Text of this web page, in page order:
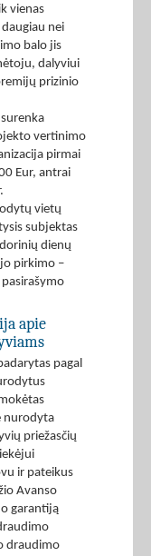
vienas
nei
balo jis
dalyviui
prizinio
vertinimo
pirmai
Eur, antrai
vietų
subjektas
dienų
pirkimo –
apie
pagal
nurodyta
priežasčių
ir pateikus
Avanso
garantiją
draudimo